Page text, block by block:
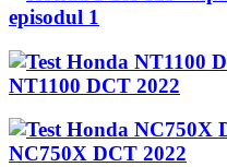
episodul 1
NT1100 DCT 2022
NC750X DCT 2022